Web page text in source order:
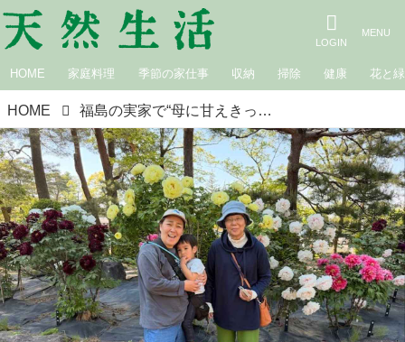
HOME 家庭料理 季節の家仕事 収納 掃除 健康 花と緑
HOME 福島の実家で“母に甘えきった”帰省旅。お母さんありがとう！連休明けはぐったり……これって五月病！？｜たんぽぽ白鳥久美子の手づくり暮らし